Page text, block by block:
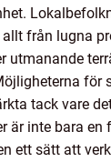
från lugna
utmanande
för
tack vare
är inte bara en
ett sätt att